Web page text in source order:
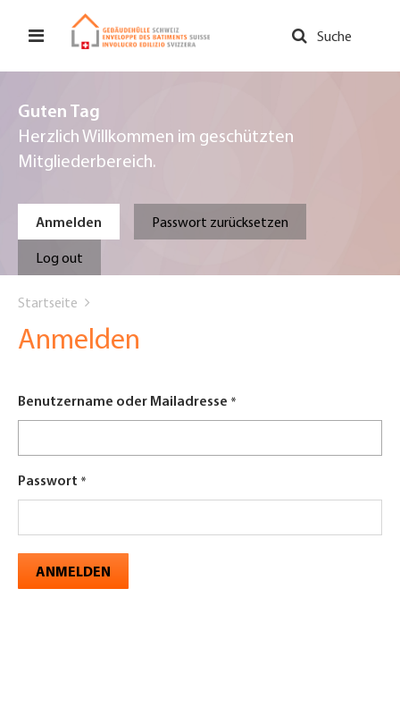
zum
Suche
Guten Tag
Herzlich Willkommen im geschützten
Mitgliederbereich.
Primary
tabs
Anmelden Passwort zurücksetzen
Log out
are
here
Startseite
Anmelden
Benutzername oder Mailadresse
Passwort
ANMELDEN